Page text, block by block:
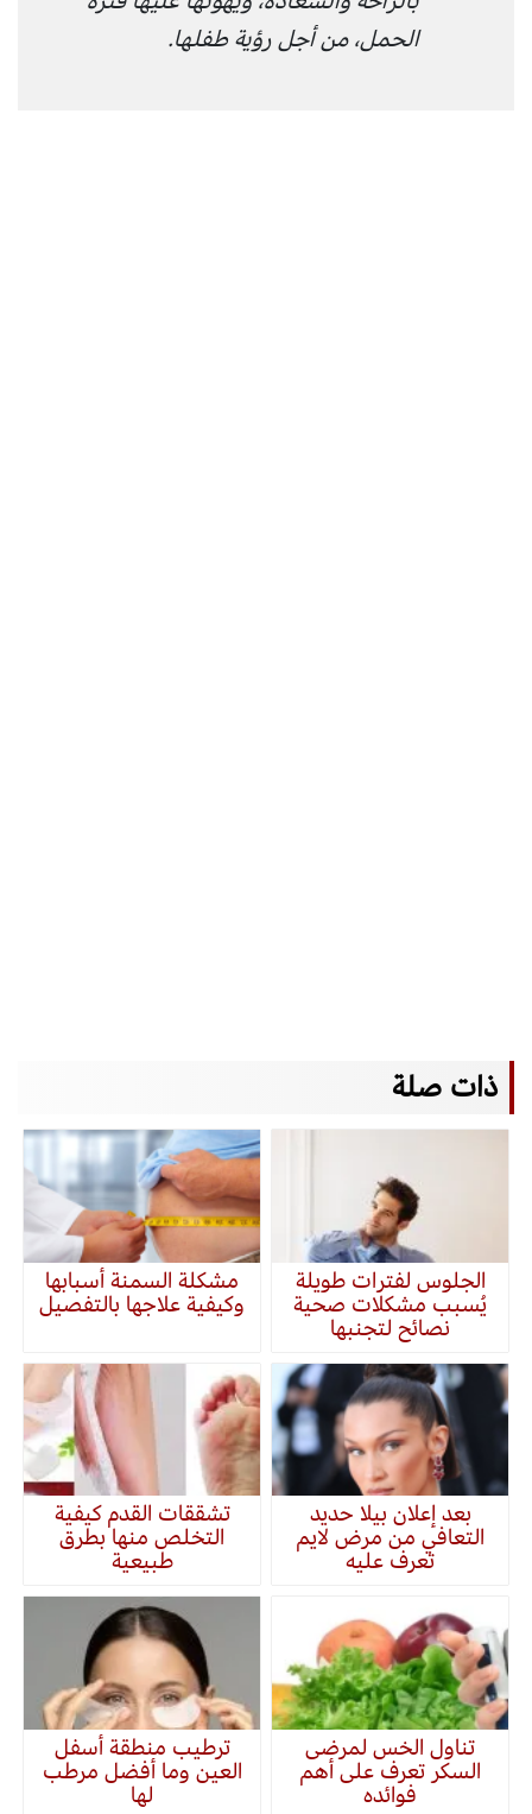
الحمل، من أجل رؤية طفلها.
ذات صلة
الجلوس لفترات طويلة
يُسبب مشكلات صحية
نصائح لتجنبها
مشكلة السمنة أسبابها
وكيفية علاجها بالتفصيل
بعد إعلان بيلا حديد
التعافي من مرض لايم
تعرف عليه
تشققات القدم كيفية
التخلص منها بطرق
طبيعية
تناول الخس لمرضى
السكر تعرف على أهم
فوائده
ترطيب منطقة أسفل
العين وما أفضل مرطب
لها